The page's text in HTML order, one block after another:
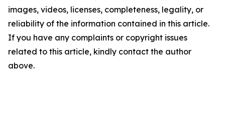
images, videos, licenses, completeness, legality, or
reliability of the information contained in this article.
If you have any complaints or copyright issues
related to this article, kindly contact the author
above.